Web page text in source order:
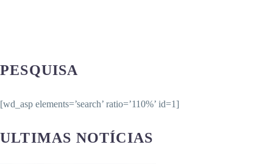
PESQUISA
[wd_asp elements=’search’ ratio=’110%’ id=1]
ULTIMAS NOTÍCIAS